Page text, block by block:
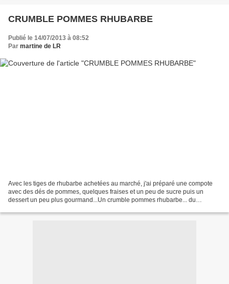
CRUMBLE POMMES RHUBARBE
Publié le 14/07/2013 à 08:52
Par martine de LR
Avec les tiges de rhubarbe achetées au marché, j'ai préparé une compote
avec des dés de pommes, quelques fraises et un peu de sucre puis un
dessert un peu plus gourmand...Un crumble pommes rhubarbe... du